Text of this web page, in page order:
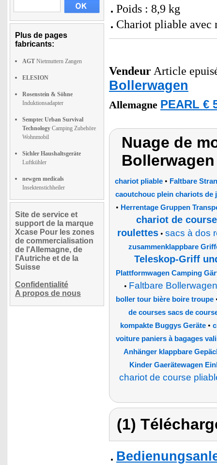
Plus de pages
fabricants:
AGT Nietmuttern Zangen
ELESION
Rosenstein & Söhne
Induktionsadapter
Semptec Urban Survival
Technology Camping Zubehöre
Wohnmobil
Sichler Haushaltsgeräte
Luftkühler
newgen medicals
Insektenstichheiler
Site de service et
support de la marque
Xcase Pour les zones
de commercialisation
de l'Allemagne, de
l'Autriche et de la
Suisse
Confidentialité
A propos de nous
Poids : 8,9 kg
Chariot pliable avec
Vendeur Article
Bollerwagen
Allemagne PEARL €
Nuage de
Bollerwagen
chariot pliable• Faltbare
caoutchouc plein chariots de
• Herrentage Gruppen
chariot de
roulettes• sacs à dos
zusammenklappbare
Teleskop-Griff
Plattformwagen Camping
• Faltbare
boller tour bière boire troupe
de courses sacs de
kompakte Buggys Geräte •
voiture paniers à bagages
Anhänger klappbare
Kinder Gaerätewagen
chariot de course
(1)